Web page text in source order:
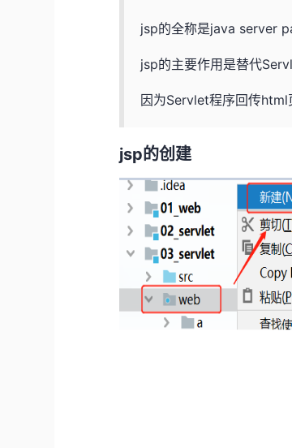
jsp的全称是java server
jsp的主要作用是替代
因为Servlet程序回传html
jsp的创建